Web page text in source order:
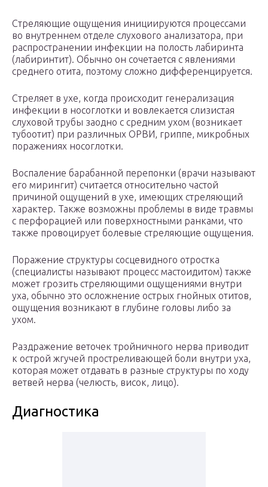
Стреляющие ощущения инициируются процессами
во внутреннем отделе слухового анализатора, при
распространении инфекции на полость лабиринта
(лабиринтит). Обычно он сочетается с явлениями
среднего отита, поэтому сложно дифференцируется.
Стреляет в ухе, когда происходит генерализация
инфекции в носоглотки и вовлекается слизистая
слуховой трубы заодно с средним ухом (возникает
тубоотит) при различных ОРВИ, гриппе, микробных
поражениях носоглотки.
Воспаление барабанной перепонки (врачи называют
его мирингит) считается относительно частой
причиной ощущений в ухе, имеющих стреляющий
характер. Также возможны проблемы в виде травмы
с перфорацией или поверхностными ранками, что
также провоцирует болевые стреляющие ощущения.
Поражение структуры сосцевидного отростка
(специалисты называют процесс мастоидитом) также
может грозить стреляющими ощущениями внутри
уха, обычно это осложнение острых гнойных отитов,
ощущения возникают в глубине головы либо за
ухом.
Раздражение веточек тройничного нерва приводит
к острой жгучей простреливающей боли внутри уха,
которая может отдавать в разные структуры по ходу
ветвей нерва (челюсть, висок, лицо).
Диагностика